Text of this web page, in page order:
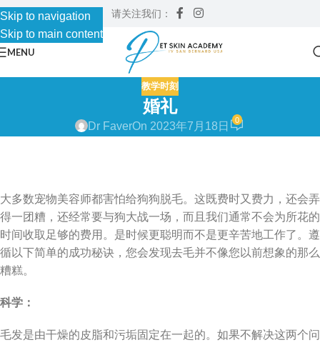
Skip to navigation
Skip to main content
请关注我们：
MENU
教学时刻
婚礼
Dr FaverOn 2023年7月18日
0
大多数宠物美容师都害怕给狗狗脱毛。这既费时又费力，还会弄
得一团糟，还经常要与狗大战一场，而且我们通常不会为所花的
时间收取足够的费用。是时候更聪明而不是更辛苦地工作了。遵
循以下简单的成功秘诀，您会发现去毛并不像您以前想象的那么
糟糕。
科学：
毛发是由干燥的皮脂和污垢固定在一起的。如果不解决这两个问